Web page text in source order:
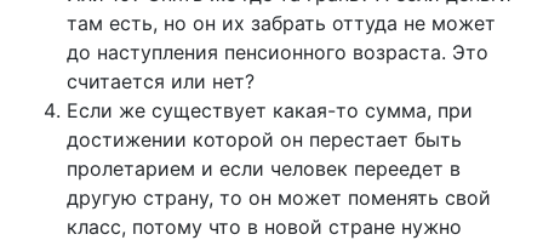
там есть, но он их забрать оттуда не может
до наступления пенсионного возраста. Это
считается или нет?
Если же существует какая-то сумма, при
достижении которой он перестает быть
пролетарием и если человек переедет в
другую страну, то он может поменять свой
класс, потому что в новой стране нужно